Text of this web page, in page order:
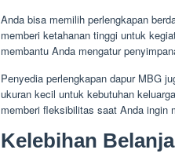
Anda bisa memilih perlengkapan
memberi ketahanan tinggi untuk
membantu Anda mengatur
Penyedia perlengkapan dapur MBG
ukuran kecil untuk kebutuhan
memberi fleksibilitas saat Anda ingin
Kelebihan